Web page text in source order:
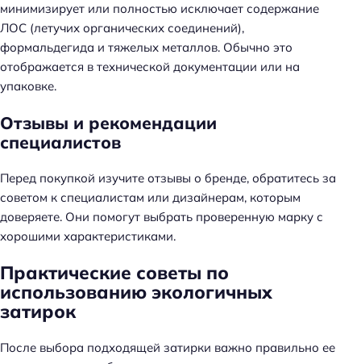
минимизирует или полностью исключает содержание
ЛОС (летучих органических соединений),
формальдегида и тяжелых металлов. Обычно это
отображается в технической документации или на
упаковке.
Отзывы и рекомендации
специалистов
Перед покупкой изучите отзывы о бренде, обратитесь за
советом к специалистам или дизайнерам, которым
доверяете. Они помогут выбрать проверенную марку с
хорошими характеристиками.
Практические советы по
использованию экологичных
затирок
После выбора подходящей затирки важно правильно ее